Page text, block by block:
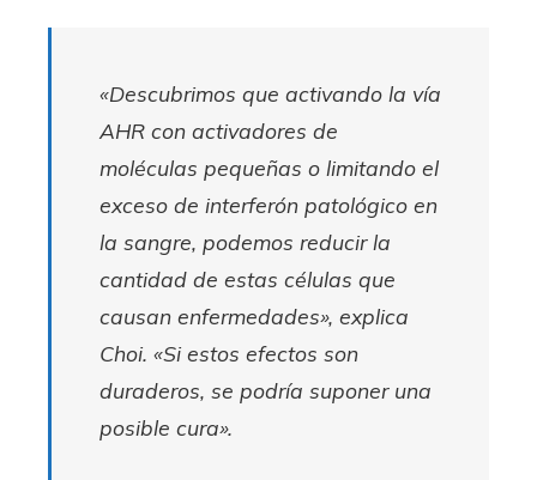
«Descubrimos que activando la vía
AHR con activadores de
moléculas pequeñas o limitando el
exceso de interferón patológico en
la sangre, podemos reducir la
cantidad de estas células que
causan enfermedades», explica
Choi. «Si estos efectos son
duraderos, se podría suponer una
posible cura».